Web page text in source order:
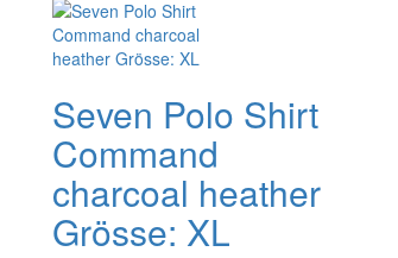
Seven Polo Shirt
Command
charcoal heather
Grösse: XL